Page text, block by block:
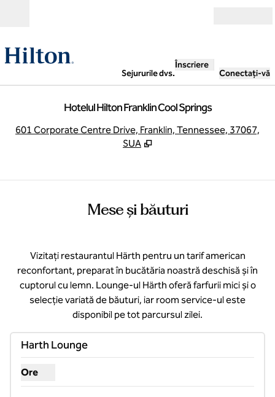
Sejururile dvs.
Înscriere
Conectați-vă
Hotelul Hilton Franklin Cool Springs
601 Corporate Centre Drive, Franklin, Tennessee, 37067,
SUA
Mese și băuturi
Vizitați restaurantul Härth pentru un tarif american
reconfortant, preparat în bucătăria noastră deschisă și în
cuptorul cu lemn. Lounge-ul Härth oferă farfurii mici și o
selecție variată de băuturi, iar room service-ul este
disponibil pe tot parcursul zilei.
Harth Lounge
Ore
Afișare ore pentru Harth Lounge